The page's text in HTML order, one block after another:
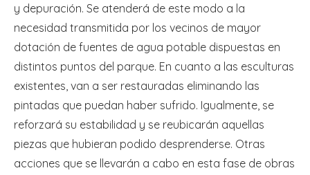
y depuración. Se atenderá de este modo a la
necesidad transmitida por los vecinos de mayor
dotación de fuentes de agua potable dispuestas en
distintos puntos del parque. En cuanto a las esculturas
existentes, van a ser restauradas eliminando las
pintadas que puedan haber sufrido. Igualmente, se
reforzará su estabilidad y se reubicarán aquellas
piezas que hubieran podido desprenderse. Otras
acciones que se llevarán a cabo en esta fase de obras